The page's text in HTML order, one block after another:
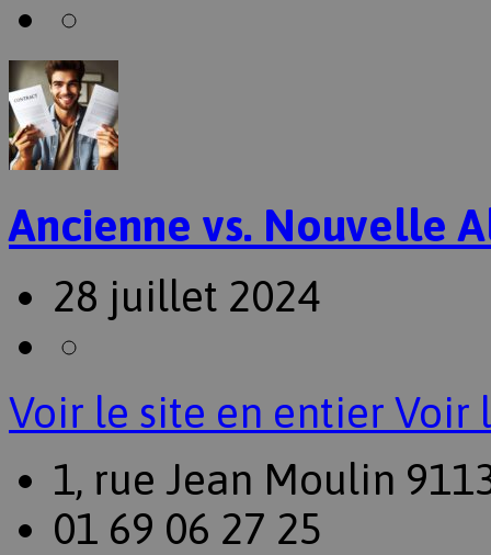
Ancienne vs. Nouvelle
28 juillet 2024
Voir le site en entier Voir
1, rue Jean Moulin
01 69 06 27 25